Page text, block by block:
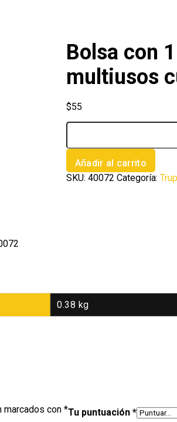
Bolsa con
multiusos
$55
Bolsa
100
pijas
#8
x
Añadir al carrito
SKU: 40072 Categoría:
0.38 kg
con *Tu puntuación *